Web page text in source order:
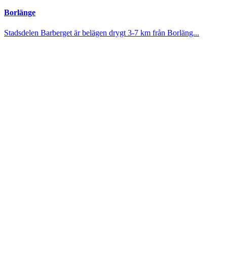
Borlänge
Stadsdelen Barberget är belägen drygt 3-7 km från Borläng...